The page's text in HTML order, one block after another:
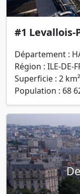
#1 Levallois-
Département :
Région : ILE-DE-
Superficie : 2 km²
Population : 68